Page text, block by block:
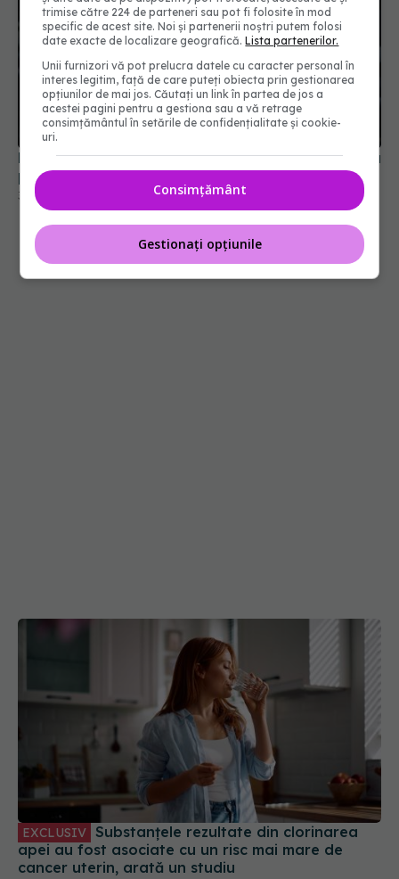
Noi reguli medicale pentru obținerea și reînnoirea
permisului de conducere. Ce se schimbă
30 iul 2026, 15:58
EXCLUSIV
apei au fost asociate cu un risc mai mare de
cancer uterin, arată un studiu
trimise către 224 de parteneri sau pot fi folosite în mod
specific de acest site. Noi și partenerii noștri putem folosi
date exacte de localizare geografică.Lista partenerilor.
Unii furnizori vă pot prelucra datele cu caracter personal în
interes legitim, față de care puteți obiecta prin gestionarea
opțiunilor de mai jos. Căutați un link în partea de jos a
acestei pagini pentru a gestiona sau a vă retrage
consimțământul în setările de confidențialitate și cookie-
uri.
Consimțământ
Gestionați opțiunile